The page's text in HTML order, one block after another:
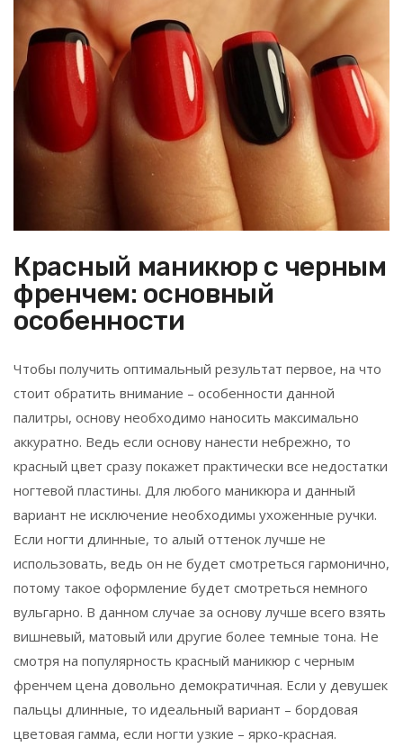
Красный маникюр с черным
френчем: основный
особенности
Чтобы получить оптимальный результат первое, на что
стоит обратить внимание – особенности данной
палитры, основу необходимо наносить максимально
аккуратно. Ведь если основу нанести небрежно, то
красный цвет сразу покажет практически все недостатки
ногтевой пластины. Для любого маникюра и данный
вариант не исключение необходимы ухоженные ручки.
Если ногти длинные, то алый оттенок лучше не
использовать, ведь он не будет смотреться гармонично,
потому такое оформление будет смотреться немного
вульгарно. В данном случае за основу лучше всего взять
вишневый, матовый или другие более темные тона. Не
смотря на популярность красный маникюр с черным
френчем цена довольно демократичная. Если у девушек
пальцы длинные, то идеальный вариант – бордовая
цветовая гамма, если ногти узкие – ярко-красная.